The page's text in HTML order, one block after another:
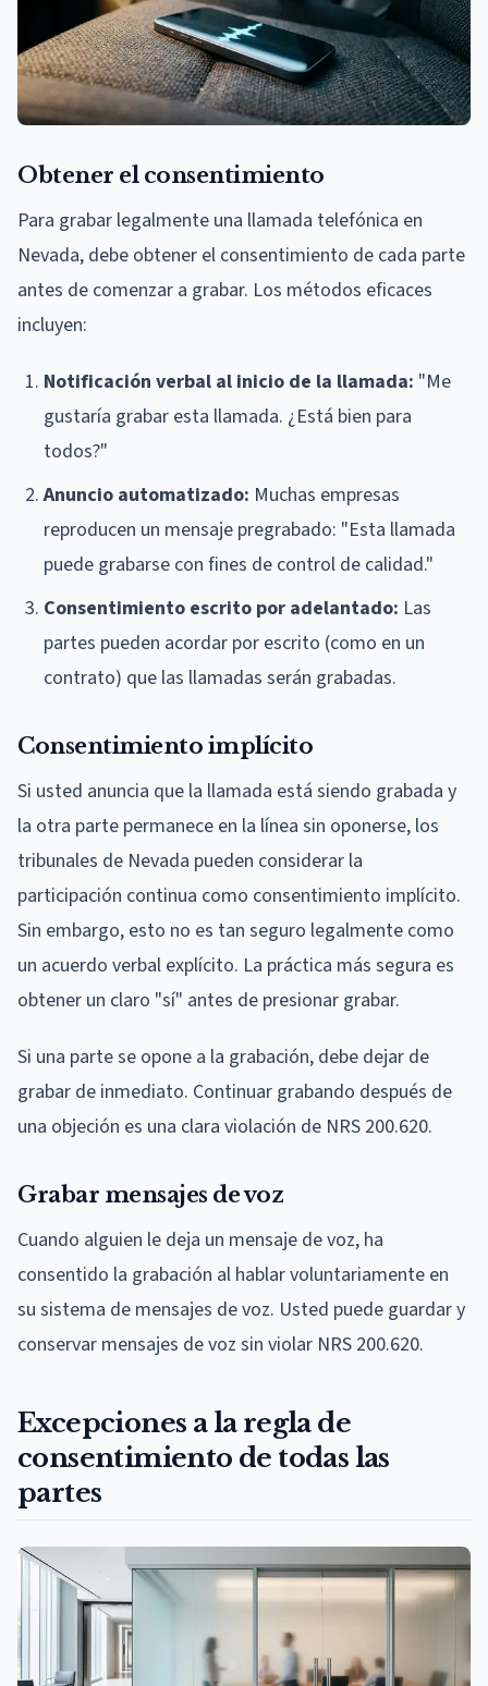
Obtener el consentimiento
Para grabar legalmente una llamada telefónica en
Nevada, debe obtener el consentimiento de cada parte
antes de comenzar a grabar. Los métodos eficaces
incluyen:
Notificación verbal al inicio de la llamada: "Me
gustaría grabar esta llamada. ¿Está bien para
todos?"
Anuncio automatizado: Muchas empresas
reproducen un mensaje pregrabado: "Esta llamada
puede grabarse con fines de control de calidad."
Consentimiento escrito por adelantado: Las
partes pueden acordar por escrito (como en un
contrato) que las llamadas serán grabadas.
Consentimiento implícito
Si usted anuncia que la llamada está siendo grabada y
la otra parte permanece en la línea sin oponerse, los
tribunales de Nevada pueden considerar la
participación continua como consentimiento implícito.
Sin embargo, esto no es tan seguro legalmente como
un acuerdo verbal explícito. La práctica más segura es
obtener un claro "sí" antes de presionar grabar.
Si una parte se opone a la grabación, debe dejar de
grabar de inmediato. Continuar grabando después de
una objeción es una clara violación de NRS 200.620.
Grabar mensajes de voz
Cuando alguien le deja un mensaje de voz, ha
consentido la grabación al hablar voluntariamente en
su sistema de mensajes de voz. Usted puede guardar y
conservar mensajes de voz sin violar NRS 200.620.
Excepciones a la regla de
consentimiento de todas las
partes